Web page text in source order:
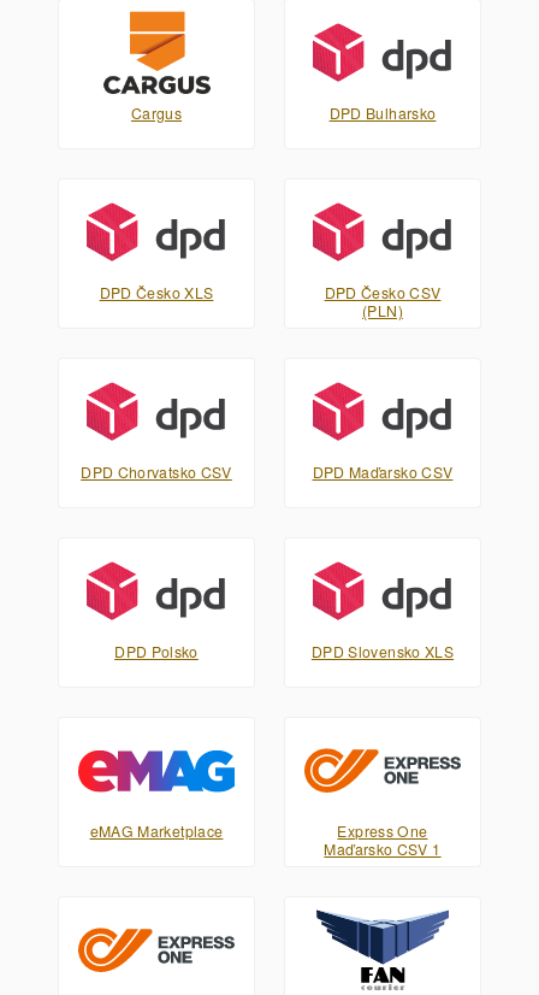
Cargus DPD Bulharsko
DPD Česko XLS
DPD Česko CSV
(PLN)
DPD Chorvatsko CSV DPD Maďarsko CSV
DPD Polsko DPD Slovensko XLS
eMAG Marketplace
Express One
Maďarsko CSV 1